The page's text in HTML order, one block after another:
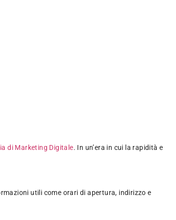
di Marketing Digitale. In un’era in cui la rapidità e
utili come orari di apertura, indirizzo e